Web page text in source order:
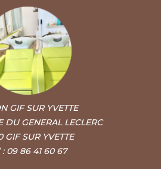
GIF SUR YVETTE
DU GENERAL LECLERC
GIF SUR YVETTE
: 09 86 41 60 67